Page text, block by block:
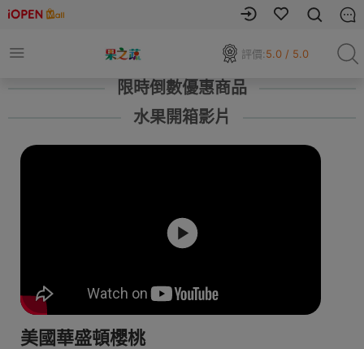
評價:5.0 / 5.0
限時倒數優惠商品
水果開箱影片
美國華盛頓櫻桃